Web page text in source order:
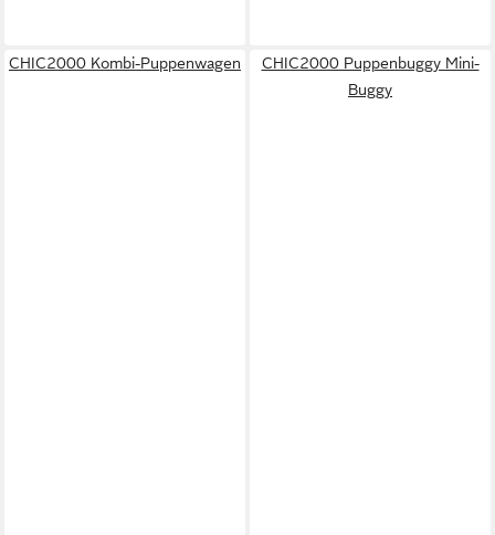
CHIC2000 Kombi-Puppenwagen
CHIC2000 Puppenbuggy Mini-
Buggy